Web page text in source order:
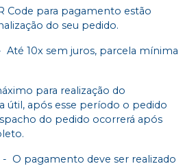
Code para pagamento estão
do seu pedido.
Até 10x sem juros, parcela mínima
para realização do
útil, após esse período o pedido
do pedido ocorrerá após
- O pagamento deve ser realizado